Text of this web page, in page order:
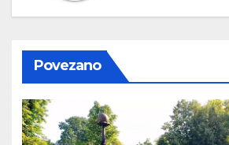
Povezano